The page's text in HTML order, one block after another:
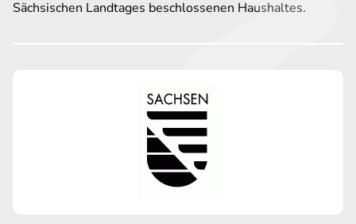
Sächsischen Landtages beschlossenen Haushaltes.